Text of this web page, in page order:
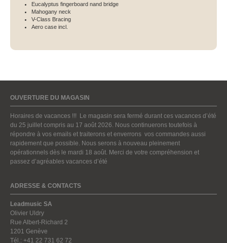
Eucalyptus fingerboard nand bridge
Mahogany neck
V-Class Bracing
Aero case incl.
OUVERTURE DU MAGASIN
Horaires de vacances !!! Le magasin sera fermé durant ces vacances d’été
du 25 juillet compris au 17 août 2026. Nous continuerons toutefois à
répondre à vos emails et traiterons et enverrons vos commandes aussi
rapidement que possible. Nous serons à nouveau pleinement
opérationnels dès le mardi 18 août. Merci de votre compréhension et
passez d’agréables vacances d’été
ADRESSE & CONTACTS
Leadmusic SA
Olivier Uldry
Rue Albert-Richard 2
1201 Genève
Tél.: +41 22 731 62 72